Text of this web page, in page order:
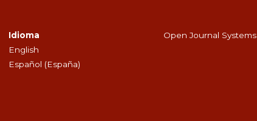
Idioma
English
Español (España)
Open Journal Systems